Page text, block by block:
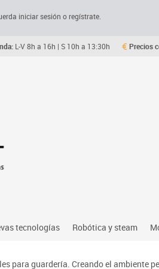
iniciar sesión o regístrate.
L-V 8h a 16h | S 10h a 13:30h Precios
Medio natural, social y cultural
tecnologías
Ordenadores
Robótica y steam
Robótica educativa
para guardería. Creando el ambiente